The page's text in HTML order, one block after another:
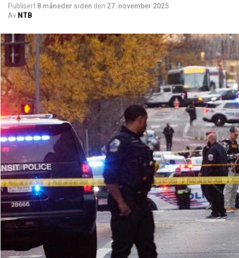
Publisert 8 måneder siden den 27. november 2025
Av NTB